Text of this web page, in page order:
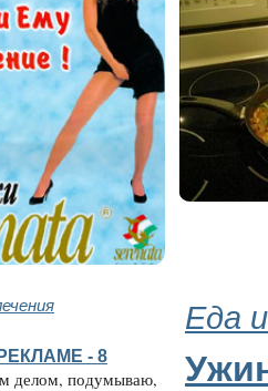
Еда
- 8
делом, подумываю,